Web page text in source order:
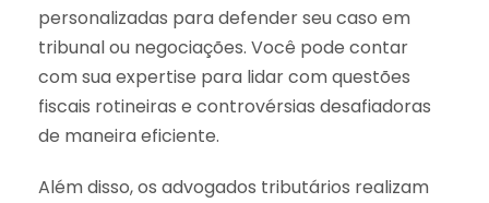
personalizadas para defender seu caso em
tribunal ou negociações. Você pode contar
com sua expertise para lidar com questões
fiscais rotineiras e controvérsias desafiadoras
de maneira eficiente.
Além disso, os advogados tributários realizam